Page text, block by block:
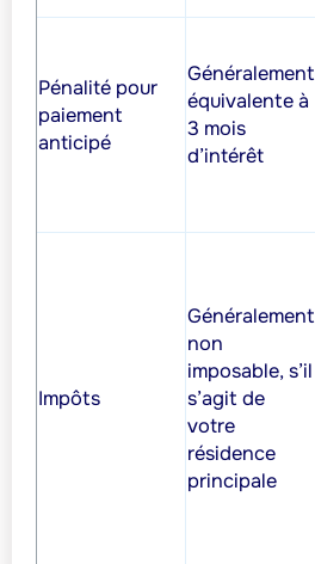
Pénalité pour
paiement
anticipé
Généralement
équivalente à
3 mois
d’intérêt
Impôts
Généralement
non
imposable, s’il
s’agit de
votre
résidence
principale